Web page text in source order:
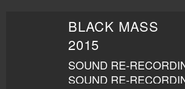
BLACK MASS
2015
SOUND RE-
SOUND RE-